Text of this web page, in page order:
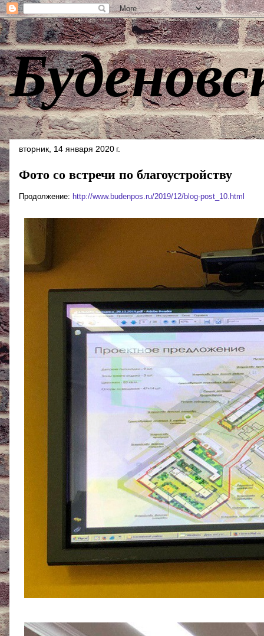
вторник, 14 января 2020 г.
Фото со встречи по благоустройству
Продолжение: http://www.budenpos.ru/2019/12/blog-post_10.html